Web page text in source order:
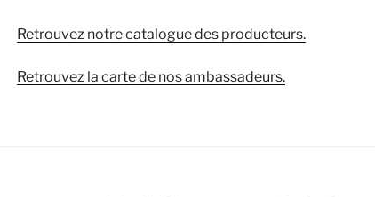
Retrouvez notre catalogue des producteurs.
Retrouvez la carte de nos ambassadeurs.